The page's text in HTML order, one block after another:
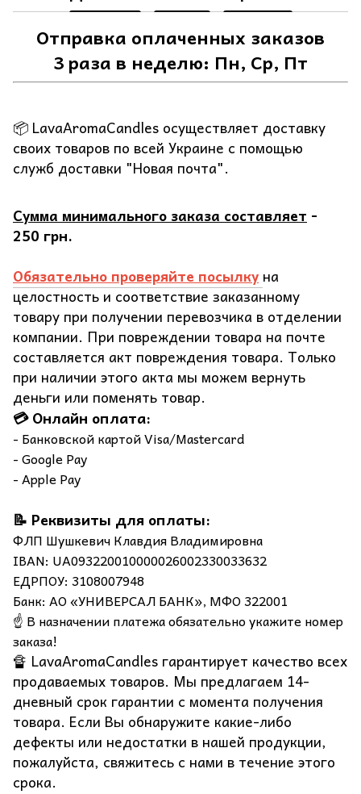
Отправка оплаченных заказов
3 раза в неделю: Пн, Ср, Пт
📦 LavaAromaCandles осуществляет доставку
своих товаров по всей Украине с помощью
служб доставки "Новая почта".
Сумма минимального заказа составляет -
250 грн.
Обязательно проверяйте посылку на
целостность и соответствие заказанному
товару при получении перевозчика в отделении
компании. При повреждении товара на почте
составляется акт повреждения товара. Только
при наличии этого акта мы можем вернуть
деньги или поменять товар.
💳 Онлайн оплата:
- Банковской картой Visa/Mastercard
- Google Pay
- Apple Pay
📝 Реквизиты для оплаты:
ФЛП Шушкевич Клавдия Владимировна
IBAN: UA093220010000026002330033632
ЕДРПОУ: 3108007948
Банк: АО «УНИВЕРСАЛ БАНК», МФО 322001
☝️ В назначении платежа обязательно укажите номер
заказа!
🔏 LavaAromaCandles гарантирует качество всех
продаваемых товаров. Мы предлагаем 14-
дневный срок гарантии с момента получения
товара. Если Вы обнаружите какие-либо
дефекты или недостатки в нашей продукции,
пожалуйста, свяжитесь с нами в течение этого
срока.